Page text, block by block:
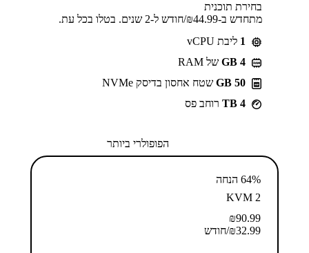
בחירת תוכנית
מתחדש ב-⁦44.99⁩₪/חודש ל-2 שנים. בטלו בכל עת.
1 ליבת vCPU
GB 4 של RAM
50 GB
שטח אחסון בדיסק NVMe
4 TB
רוחב פס
הפופולרי ביותר
64% הנחה
KVM 2
90.99
₪
32.99
₪/חודש